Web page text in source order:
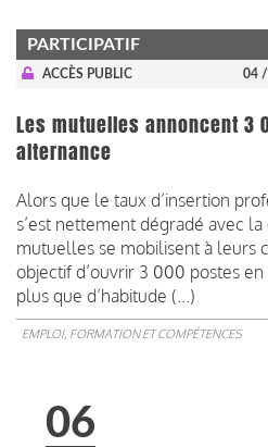
PARTICIPATIF
ACCÈS PUBLIC 04
Les mutuelles annoncent 3
alternance
Alors que le taux d’insertion
s’est nettement dégradé avec
mutuelles se mobilisent à leurs
objectif d’ouvrir 3 000 postes
plus que d’habitude (...)
EMPLOI, FORMATION ET COMPÉTENCES
06